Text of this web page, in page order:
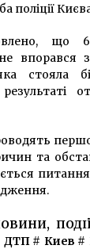
поліції
що
впорався
стояла
та
,
ДТП# Киев #